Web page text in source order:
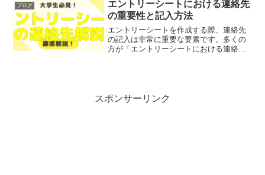
な人におすすめ！英語を話せ...
ブログ
エントリーシートにおける連絡先
の重要性と記入方法
エントリーシートを作成する際、連絡先
の記入は非常に重要な要素です。多くの
方が「エントリーシートにおける連絡先
スポンサーリンク